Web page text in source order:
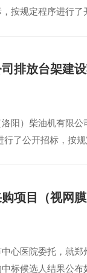
按规定程序进行了
阳）柴油机有限
行了公开招标，按
项目（视网
心医院委托，就
标候选人结果公布